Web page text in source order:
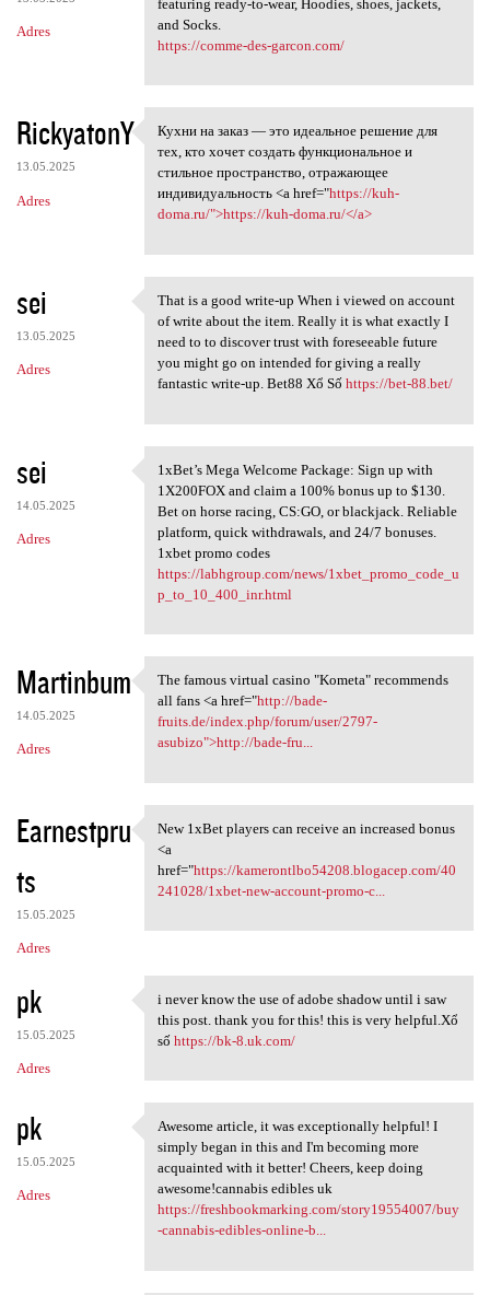
Adres
featuring ready-to-wear, Hoodies, shoes, jackets,
and Socks.
https://comme-des-garcon.com/
RickyatonY
13.05.2025
Adres
Кухни на заказ — это
Кухни на заказ — это идеальное решение для
тех, кто хочет создать функциональное и
стильное пространство, отражающее
индивидуальность <a href="https://kuh-
doma.ru/">https://kuh-doma.ru/</a>
sei
13.05.2025
Adres
That is a good write-up When
That is a good write-up When i viewed on account
of write about the item. Really it is what exactly I
need to to discover trust with foreseeable future
you might go on intended for giving a really
fantastic write-up. Bet88 Xổ Số https://bet-88.bet/
sei
14.05.2025
Adres
1xBet’s Mega Welcome Package:
1xBet’s Mega Welcome Package: Sign up with
1X200FOX and claim a 100% bonus up to $130.
Bet on horse racing, CS:GO, or blackjack. Reliable
platform, quick withdrawals, and 24/7 bonuses.
1xbet promo codes
https://labhgroup.com/news/1xbet_promo_code_u
p_to_10_400_inr.html
Martinbum
14.05.2025
Adres
The famous virtual casino
The famous virtual casino "Kometa" recommends
all fans <a href="http://bade-
fruits.de/index.php/forum/user/2797-
asubizo">http://bade-fru...
Earnestpru
ts
15.05.2025
Adres
New 1xBet players can receive
New 1xBet players can receive an increased bonus
<a
href="https://kamerontlbo54208.blogacep.com/40
241028/1xbet-new-account-promo-c...
pk
15.05.2025
Adres
i never know the use of adobe
i never know the use of adobe shadow until i saw
this post. thank you for this! this is very helpful.Xổ
số https://bk-8.uk.com/
pk
15.05.2025
Adres
Awesome article, it was
Awesome article, it was exceptionally helpful! I
simply began in this and I'm becoming more
acquainted with it better! Cheers, keep doing
awesome!cannabis edibles uk
https://freshbookmarking.com/story19554007/buy
-cannabis-edibles-online-b...